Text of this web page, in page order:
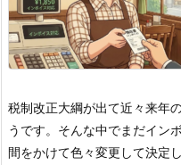
税制改正大綱が出て近々来年
うです。そんな中でまだイン
間をかけて色々変更して決定